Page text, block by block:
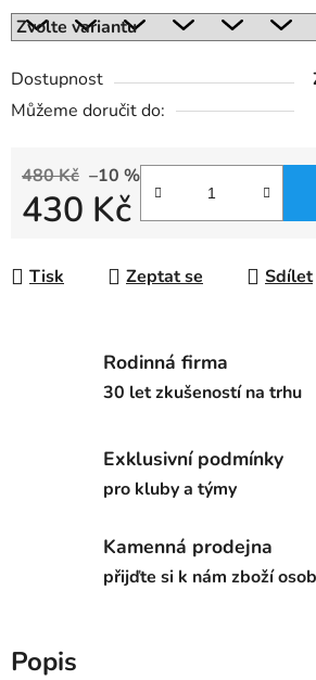
Dostupnost
Můžeme doručit do:
480 Kč –10 %
430 Kč
Tisk Zeptat se Sdílet
Rodinná firma
30 let zkušeností na trhu
Exklusivní podmínky
pro kluby a týmy
Kamenná prodejna
přijďte si k nám zboží
Popis